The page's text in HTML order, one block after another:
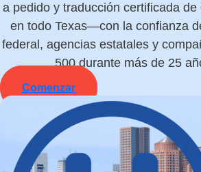
a pedido y traducción certificada de
en todo Texas—con la confianza
federal, agencias estatales y
500 durante más de 25
Comenzar